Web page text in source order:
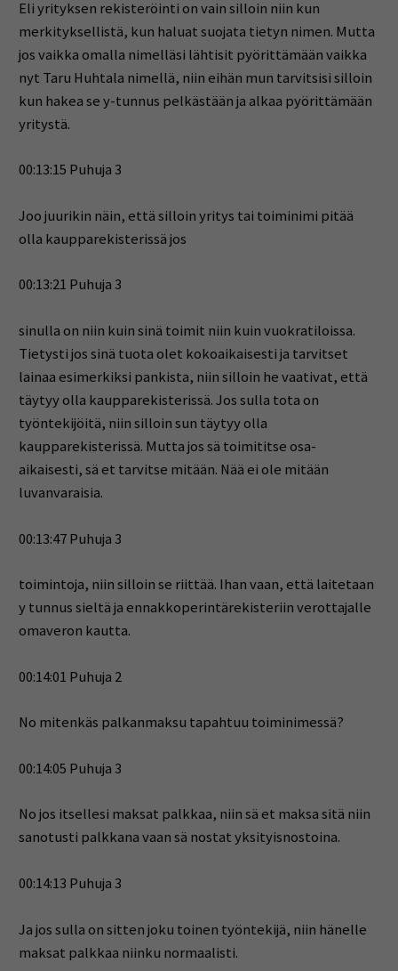
Eli yrityksen rekisteröinti on vain silloin niin kun
merkityksellistä, kun haluat suojata tietyn nimen. Mutta
jos vaikka omalla nimelläsi lähtisit pyörittämään vaikka
nyt Taru Huhtala nimellä, niin eihän mun tarvitsisi silloin
kun hakea se y-tunnus pelkästään ja alkaa pyörittämään
yritystä.
00:13:15 Puhuja 3
Joo juurikin näin, että silloin yritys tai toiminimi pitää
olla kaupparekisterissä jos
00:13:21 Puhuja 3
sinulla on niin kuin sinä toimit niin kuin vuokratiloissa.
Tietysti jos sinä tuota olet kokoaikaisesti ja tarvitset
lainaa esimerkiksi pankista, niin silloin he vaativat, että
täytyy olla kaupparekisterissä. Jos sulla tota on
työntekijöitä, niin silloin sun täytyy olla
kaupparekisterissä. Mutta jos sä toimititse osa-
aikaisesti, sä et tarvitse mitään. Nää ei ole mitään
luvanvaraisia.
00:13:47 Puhuja 3
toimintoja, niin silloin se riittää. Ihan vaan, että laitetaan
y tunnus sieltä ja ennakkoperintärekisteriin verottajalle
omaveron kautta.
00:14:01 Puhuja 2
No mitenkäs palkanmaksu tapahtuu toiminimessä?
00:14:05 Puhuja 3
No jos itsellesi maksat palkkaa, niin sä et maksa sitä niin
sanotusti palkkana vaan sä nostat yksityisnostoina.
00:14:13 Puhuja 3
Ja jos sulla on sitten joku toinen työntekijä, niin hänelle
maksat palkkaa niinku normaalisti.